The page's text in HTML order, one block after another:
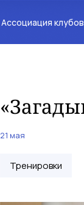
Ассоциация клубов
21 мая
Тренировки